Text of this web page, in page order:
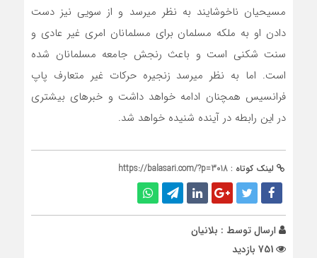
مسیحیان ناخوشایند به نظر میرسد و از سویی نیز دست
دادن او به ملکه مسلمان برای مسلمانان امری غیر عادی و
سنت شکنی است و باعث رنجش جامعه مسلمانان شده
است. اما به نظر میرسد زنجیره حرکات غیر متعارف پاپ
فرانسیس همچنان ادامه خواهد داشت و خبرهای بیشتری
در این رابطه در آینده شنیده خواهد شد.
لینک کوتاه : https://balasari.com/?p=3018
ارسال توسط : بلانیان